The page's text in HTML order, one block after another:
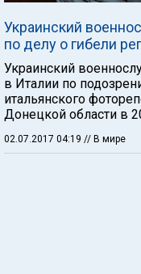
Украинский
по делу о гибели
Украинский
в Италии по
итальянского
Донецкой области в
02.07.2017 04:19 // В мире